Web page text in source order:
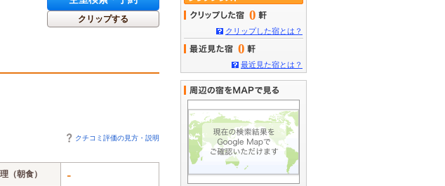
クリップする
クチコミ評価の見方・説明
（朝食） -
0
クリップした宿とは？
0
最近見た宿とは？